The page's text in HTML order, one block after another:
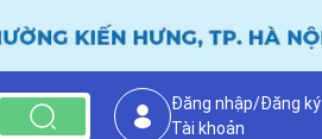
Đăng nhập/Đăng ký
Tài khoản